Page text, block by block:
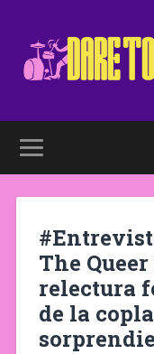
The
relectura
de la